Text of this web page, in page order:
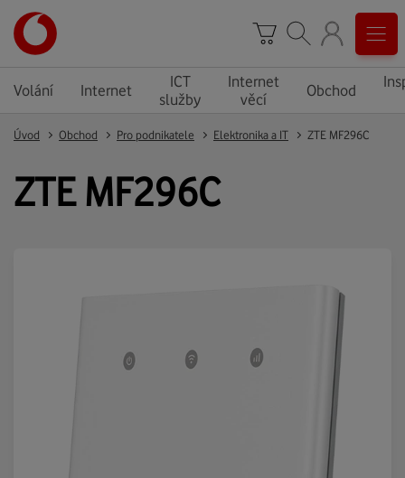
Volání Internet
ICT
služby
Internet
věcí
Obchod
Úvod Obchod Pro podnikatele Elektronika a IT ZTE MF296C
ZTE MF296C